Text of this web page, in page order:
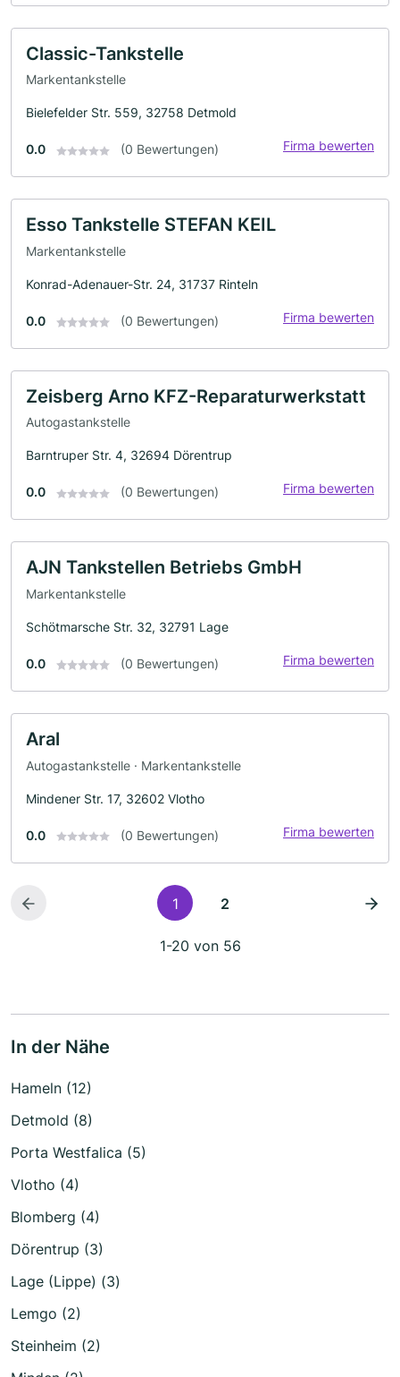
Classic-Tankstelle
Markentankstelle
Bielefelder Str. 559, 32758 Detmold
0.0 (0 Bewertungen) Firma bewerten
Esso Tankstelle STEFAN KEIL
Markentankstelle
Konrad-Adenauer-Str. 24, 31737 Rinteln
0.0 (0 Bewertungen) Firma bewerten
Zeisberg Arno KFZ-Reparaturwerkstatt
Autogastankstelle
Barntruper Str. 4, 32694 Dörentrup
0.0 (0 Bewertungen) Firma bewerten
AJN Tankstellen Betriebs GmbH
Markentankstelle
Schötmarsche Str. 32, 32791 Lage
0.0 (0 Bewertungen) Firma bewerten
Aral
Autogastankstelle · Markentankstelle
Mindener Str. 17, 32602 Vlotho
0.0 (0 Bewertungen) Firma bewerten
1 2
1-20 von 56
In der Nähe
Hameln (12)
Detmold (8)
Porta Westfalica (5)
Vlotho (4)
Blomberg (4)
Dörentrup (3)
Lage (Lippe) (3)
Lemgo (2)
Steinheim (2)